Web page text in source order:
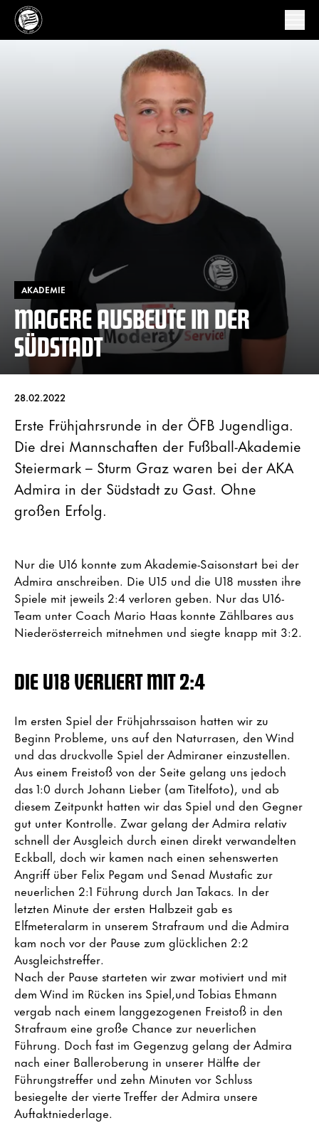
AKADEMIE
MAGERE AUSBEUTE IN DER
SÜDSTADT
28.02.2022
Erste Frühjahrsrunde in der ÖFB Jugendliga.
Die drei Mannschaften der Fußball-Akademie
Steiermark – Sturm Graz waren bei der AKA
Admira in der Südstadt zu Gast. Ohne
großen Erfolg.
Nur die U16 konnte zum Akademie-Saisonstart bei der
Admira anschreiben. Die U15 und die U18 mussten ihre
Spiele mit jeweils 2:4 verloren geben. Nur das U16-
Team unter Coach Mario Haas konnte Zählbares aus
Niederösterreich mitnehmen und siegte knapp mit 3:2.
DIE U18 VERLIERT MIT 2:4
Im ersten Spiel der Frühjahrssaison hatten wir zu
Beginn Probleme, uns auf den Naturrasen, den Wind
und das druckvolle Spiel der Admiraner einzustellen.
Aus einem Freistoß von der Seite gelang uns jedoch
das 1:0 durch Johann Lieber (am Titelfoto), und ab
diesem Zeitpunkt hatten wir das Spiel und den Gegner
gut unter Kontrolle. Zwar gelang der Admira relativ
schnell der Ausgleich durch einen direkt verwandelten
Eckball, doch wir kamen nach einen sehenswerten
Angriff über Felix Pegam und Senad Mustafic zur
neuerlichen 2:1 Führung durch Jan Takacs. In der
letzten Minute der ersten Halbzeit gab es
Elfmeteralarm in unserem Strafraum und die Admira
kam noch vor der Pause zum glücklichen 2:2
Ausgleichstreffer.
Nach der Pause starteten wir zwar motiviert und mit
dem Wind im Rücken ins Spiel,und Tobias Ehmann
vergab nach einem langgezogenen Freistoß in den
Strafraum eine große Chance zur neuerlichen
Führung. Doch fast im Gegenzug gelang der Admira
nach einer Balleroberung in unserer Hälfte der
Führungstreffer und zehn Minuten vor Schluss
besiegelte der vierte Treffer der Admira unsere
Auftaktniederlage.